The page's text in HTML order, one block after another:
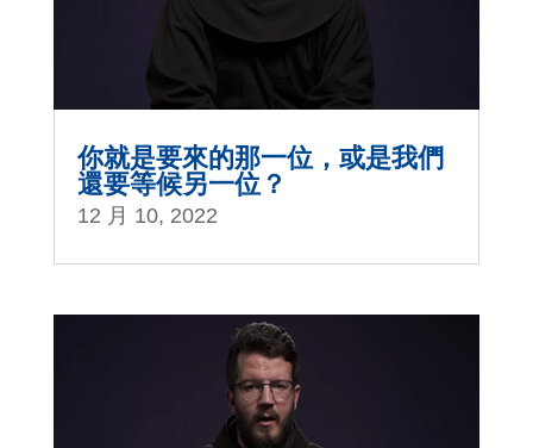
你就是要來的那一位，或是我們
還要等候另一位？
12 月 10, 2022